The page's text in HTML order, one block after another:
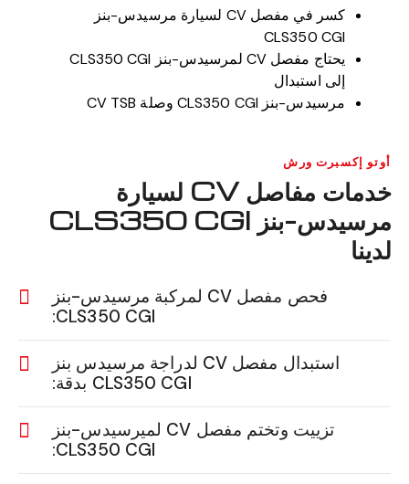
كسر في مفصل CV لسيارة مرسيدس-بنز
CLS350 CGI
يحتاج مفصل CV لمرسيدس-بنز CLS350 CGI
إلى استبدال
مرسيدس-بنز CLS350 CGI وصلة CV TSB
أوتو إكسبرت ورش
خدمات مفاصل CV لسيارة
مرسيدس-بنز CLS350 CGI
لدينا
فحص مفصل CV لمركبة مرسيدس-بنز
CLS350 CGI:
استبدال مفصل CV لدراجة مرسيدس بنز
CLS350 CGI بدقة:
تزييت وتختم مفصل CV لميرسيدس-بنز
CLS350 CGI: